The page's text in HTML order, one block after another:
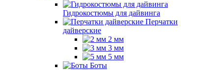
Гидрокостюмы для дайвинга
Перчатки
дайверские
2 мм
3 мм
5 мм
Боты